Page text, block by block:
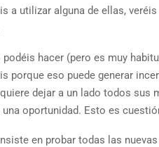
a utilizar alguna de ellas,
hacer (pero es muy
porque eso puede generar
dejar a un lado todos
una oportunidad. Esto es
en probar todas las